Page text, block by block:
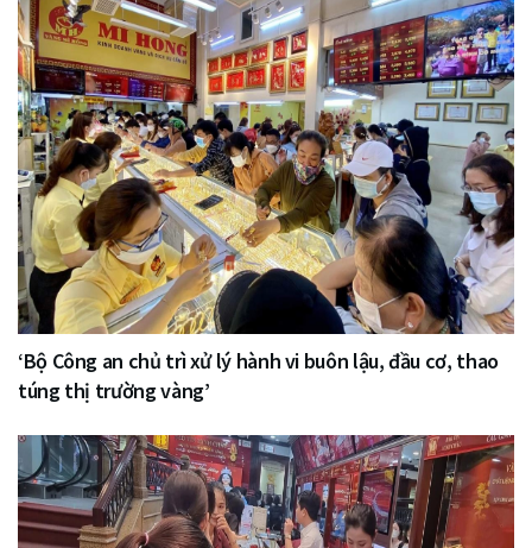
‘Bộ Công an chủ trì xử lý hành vi buôn lậu, đầu cơ, thao
túng thị trường vàng’